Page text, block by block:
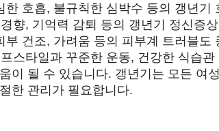
호흡, 불규칙한 심박수 등의 갱년기
향, 기억력 감퇴 등의 갱년기 정신증
건조, 가려움 등의 피부계 트러블도
스타일과 꾸준한 운동, 건강한 식습관
이 될 수 있습니다. 갱년기는 모든 여
한 관리가 필요합니다.